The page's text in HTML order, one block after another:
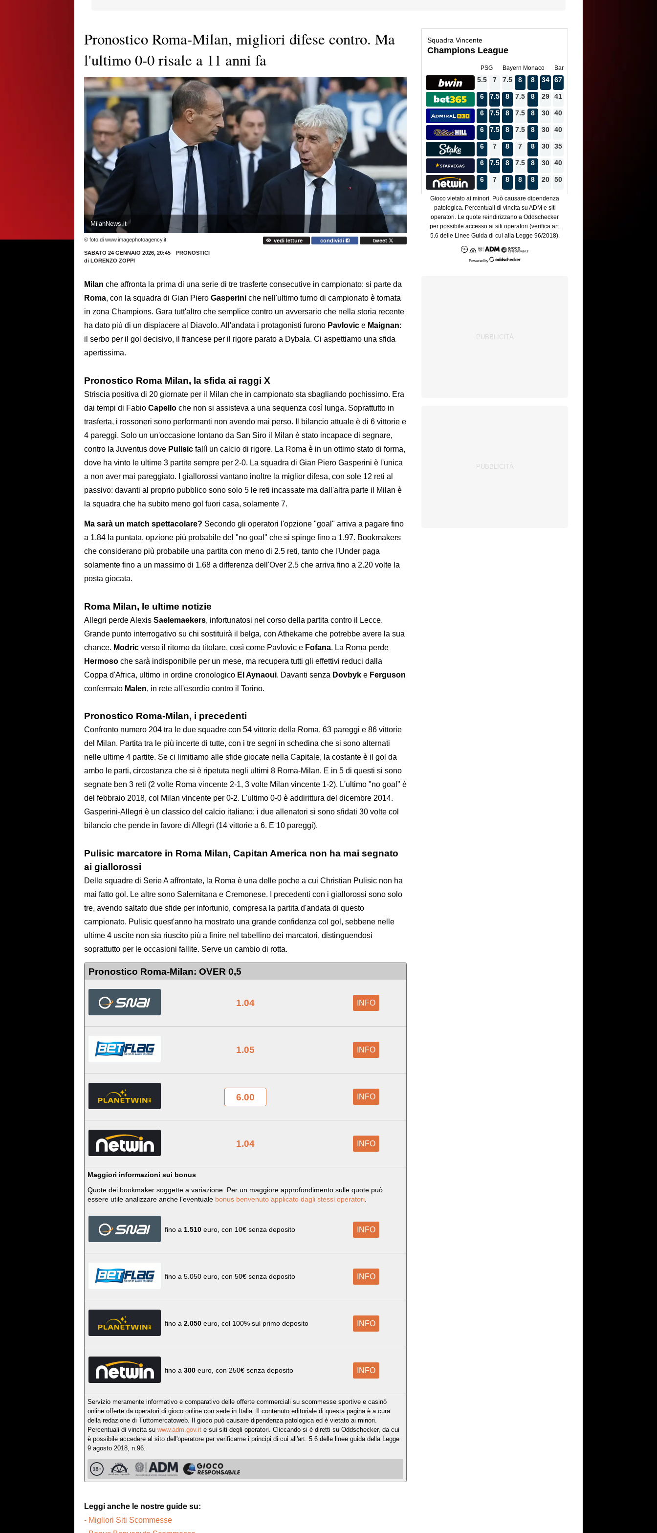
Pronostico Roma-Milan, migliori difese contro. Ma
l'ultimo 0-0 risale a 11 anni fa
MilanNews.it
© foto di www.imagephotoagency.it vedi letture condividi tweet
SABATO 24 GENNAIO 2026, 20:45
PRONOSTICI
di LORENZO ZOPPI
Milan che affronta la prima di una serie di tre trasferte consecutive in campionato: si parte da
Roma, con la squadra di Gian Piero Gasperini che nell'ultimo turno di campionato è tornata
in zona Champions. Gara tutt'altro che semplice contro un avversario che nella storia recente
ha dato più di un dispiacere al Diavolo. All'andata i protagonisti furono Pavlovic e Maignan:
il serbo per il gol decisivo, il francese per il rigore parato a Dybala. Ci aspettiamo una sfida
apertissima.
Pronostico Roma Milan, la sfida ai raggi X
Striscia positiva di 20 giornate per il Milan che in campionato sta sbagliando pochissimo. Era
dai tempi di Fabio Capello che non si assisteva a una sequenza così lunga. Soprattutto in
trasferta, i rossoneri sono performanti non avendo mai perso. Il bilancio attuale è di 6 vittorie e
4 pareggi. Solo un un'occasione lontano da San Siro il Milan è stato incapace di segnare,
contro la Juventus dove Pulisic fallì un calcio di rigore. La Roma è in un ottimo stato di forma,
dove ha vinto le ultime 3 partite sempre per 2-0. La squadra di Gian Piero Gasperini è l'unica
a non aver mai pareggiato. I giallorossi vantano inoltre la miglior difesa, con sole 12 reti al
passivo: davanti al proprio pubblico sono solo 5 le reti incassate ma dall'altra parte il Milan è
la squadra che ha subito meno gol fuori casa, solamente 7.
Ma sarà un match spettacolare? Secondo gli operatori l'opzione "goal" arriva a pagare fino
a 1.84 la puntata, opzione più probabile del "no goal" che si spinge fino a 1.97. Bookmakers
che considerano più probabile una partita con meno di 2.5 reti, tanto che l'Under paga
solamente fino a un massimo di 1.68 a differenza dell'Over 2.5 che arriva fino a 2.20 volte la
posta giocata.
Roma Milan, le ultime notizie
Allegri perde Alexis Saelemaekers, infortunatosi nel corso della partita contro il Lecce.
Grande punto interrogativo su chi sostituirà il belga, con Athekame che potrebbe avere la sua
chance. Modric verso il ritorno da titolare, così come Pavlovic e Fofana. La Roma perde
Hermoso che sarà indisponibile per un mese, ma recupera tutti gli effettivi reduci dalla
Coppa d'Africa, ultimo in ordine cronologico El Aynaoui. Davanti senza Dovbyk e Ferguson
confermato Malen, in rete all'esordio contro il Torino.
Pronostico Roma-Milan, i precedenti
Confronto numero 204 tra le due squadre con 54 vittorie della Roma, 63 pareggi e 86 vittorie
del Milan. Partita tra le più incerte di tutte, con i tre segni in schedina che si sono alternati
nelle ultime 4 partite. Se ci limitiamo alle sfide giocate nella Capitale, la costante è il gol da
ambo le parti, circostanza che si è ripetuta negli ultimi 8 Roma-Milan. E in 5 di questi si sono
segnate ben 3 reti (2 volte Roma vincente 2-1, 3 volte Milan vincente 1-2). L'ultimo "no goal" è
del febbraio 2018, col Milan vincente per 0-2. L'ultimo 0-0 è addirittura del dicembre 2014.
Gasperini-Allegri è un classico del calcio italiano: i due allenatori si sono sfidati 30 volte col
bilancio che pende in favore di Allegri (14 vittorie a 6. E 10 pareggi).
Pulisic marcatore in Roma Milan, Capitan America non ha mai segnato
ai giallorossi
Delle squadre di Serie A affrontate, la Roma è una delle poche a cui Christian Pulisic non ha
mai fatto gol. Le altre sono Salernitana e Cremonese. I precedenti con i giallorossi sono solo
tre, avendo saltato due sfide per infortunio, compresa la partita d'andata di questo
campionato. Pulisic quest'anno ha mostrato una grande confidenza col gol, sebbene nelle
ultime 4 uscite non sia riuscito più a finire nel tabellino dei marcatori, distinguendosi
soprattutto per le occasioni fallite. Serve un cambio di rotta.
Pronostico Roma-Milan: OVER 0,5
1.04 INFO
1.05 INFO
6.00 INFO
1.04 INFO
Maggiori informazioni sui bonus
Quote dei bookmaker soggette a variazione. Per un maggiore approfondimento sulle quote può
essere utile analizzare anche l'eventuale bonus benvenuto applicato dagli stessi operatori.
fino a 1.510 euro, con 10€ senza deposito INFO
fino a 5.050 euro, con 50€ senza deposito INFO
fino a 2.050 euro, col 100% sul primo deposito INFO
fino a 300 euro, con 250€ senza deposito INFO
Servizio meramente informativo e comparativo delle offerte commerciali su scommesse sportive e casinò
online offerte da operatori di gioco online con sede in Italia. Il contenuto editoriale di questa pagina è a cura
della redazione di Tuttomercatoweb. Il gioco può causare dipendenza patologica ed è vietato ai minori.
Percentuali di vincita su www.adm.gov.ite sui siti degli operatori. Cliccando si è diretti su Oddschecker, da cui
è possibile accedere al sito dell'operatore per verificarne i principi di cui all'art. 5.6 delle linee guida della Legge
9 agosto 2018, n.96.
Leggi anche le nostre guide su:
- Migliori Siti Scommesse